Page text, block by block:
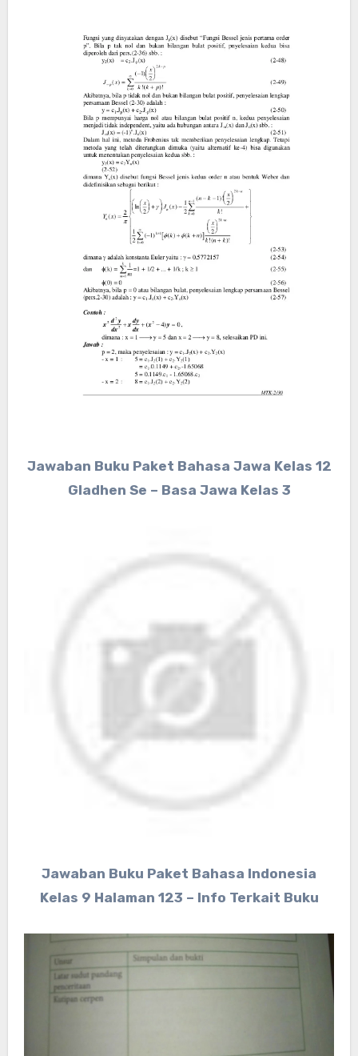
Jawaban Buku Paket Bahasa Jawa Kelas 12
Gladhen Se – Basa Jawa Kelas 3
Jawaban Buku Paket Bahasa Indonesia
Kelas 9 Halaman 123 – Info Terkait Buku